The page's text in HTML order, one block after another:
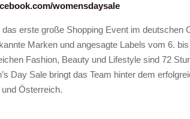
womensdaysale
erste große Shopping Event im deutschen
Marken und angesagte Labels vom 6.
Fashion, Beauty und Lifestyle sind 72
Day Sale bringt das Team hinter dem
Österreich.